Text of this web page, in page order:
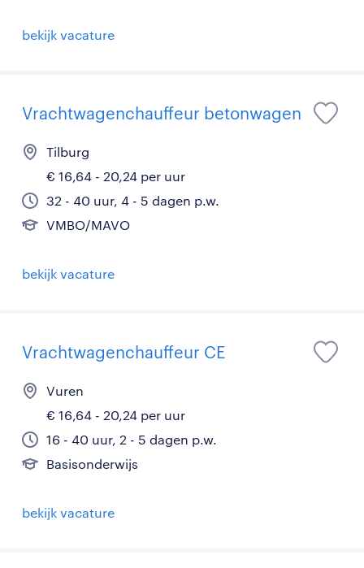
bekijk vacature
Vrachtwagenchauffeur betonwagen
Tilburg
€ 16,64 - 20,24 per uur
32 - 40 uur, 4 - 5 dagen p.w.
VMBO/MAVO
bekijk vacature
Vrachtwagenchauffeur CE
Vuren
€ 16,64 - 20,24 per uur
16 - 40 uur, 2 - 5 dagen p.w.
Basisonderwijs
bekijk vacature